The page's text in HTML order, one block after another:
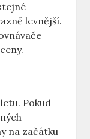
levnější.
Pokud
na‌ začátku